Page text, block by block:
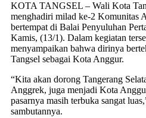
KOTA TANGSEL – Wali Kota
menghadiri milad ke-2 Komunitas
bertempat di Balai Penyuluhan
Kamis, (13/1). Dalam kegiatan
menyampaikan bahwa dirinya
Tangsel sebagai Kota Anggur.
“Kita akan dorong Tangerang
Anggrek, juga menjadi Kota
pasarnya masih terbuka sangat
sambutannya.